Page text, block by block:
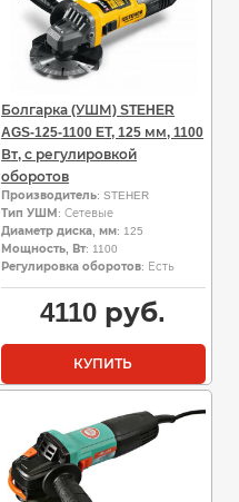
Болгарка (УШМ) STEHER
AGS-125-1100 ET, 125 мм, 1100
Вт, с регулировкой
оборотов
Производитель: STEHER
Тип УШМ : Сетевые
Диаметр диска, мм: 125
Мощность, Вт: 1100
Регулировка оборотов: Есть
4110 руб.
КУПИТЬ